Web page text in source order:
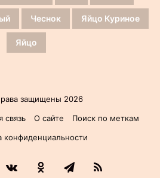
Чеснок Яйцо Куриное
Яйцо
защищены 2026
связь О сайте
Поиск по меткам
конфиденциальности
vk.comОдноклассники
Telegram
RSS